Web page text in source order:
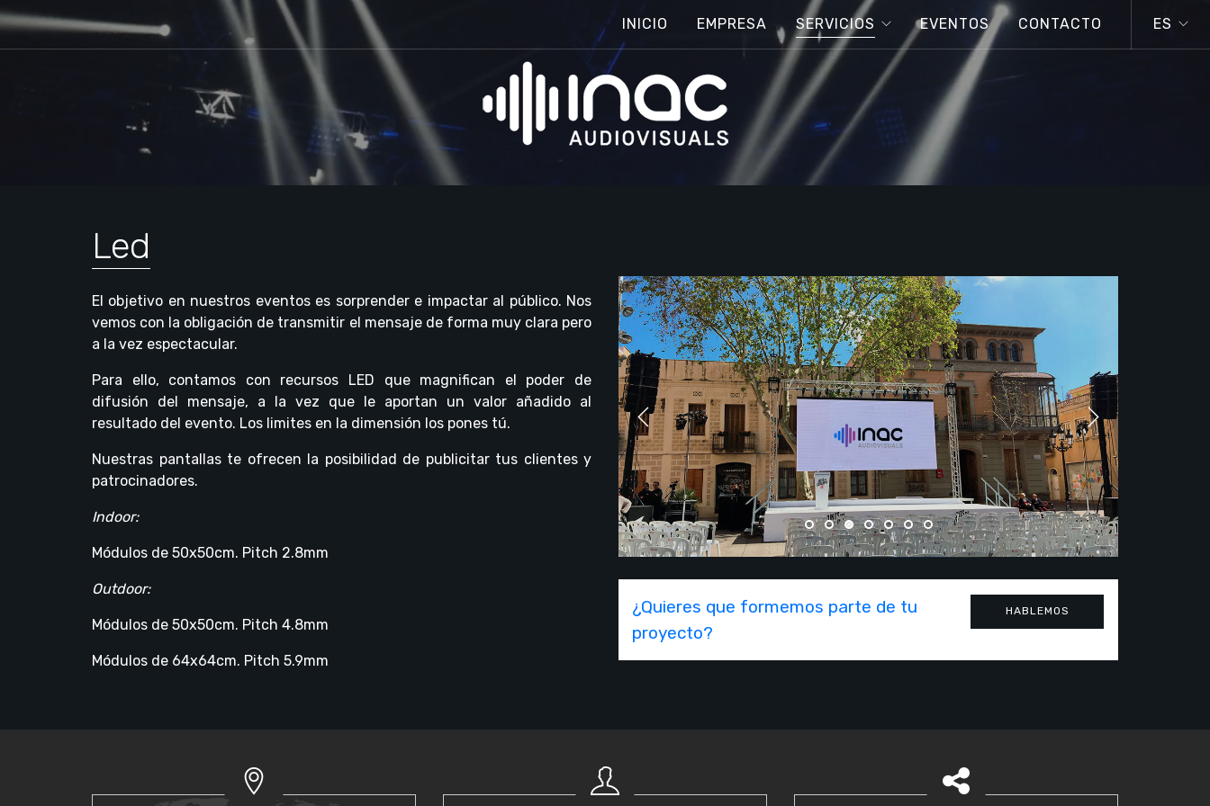
INICIO EMPRESA SERVICIOS EVENTOS CONTACTO ES
Led
El objetivo en nuestros eventos es sorprender e impactar al público. Nos
vemos con la obligación de transmitir el mensaje de forma muy clara pero
a la vez espectacular.
Para ello, contamos con recursos LED que magnifican el poder de
difusión del mensaje, a la vez que le aportan un valor añadido al
resultado del evento. Los limites en la dimensión los pones tú.
Nuestras pantallas te ofrecen la posibilidad de publicitar tus clientes y
patrocinadores.
Indoor:
Módulos de 50x50cm. Pitch 2.8mm
Outdoor:
Módulos de 50x50cm. Pitch 4.8mm
Módulos de 64x64cm. Pitch 5.9mm
Previous Next
HABLEMOS
¿Quieres que formemos parte de tu
proyecto?